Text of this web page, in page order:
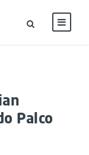
Palco